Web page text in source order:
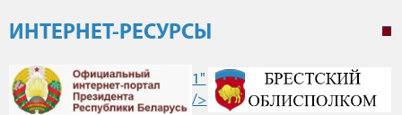
ИНТЕРНЕТ-РЕСУРСЫ
1"
/>